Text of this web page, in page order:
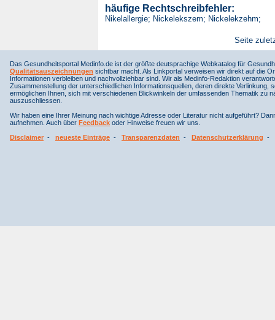
häufige Rechtschreibfehler:
Nikelallergie; Nickelekszem; Nickelekzehm;
Seite
Das Gesundheitsportal Medinfo.de ist der größte deutsprachige Webkatalog für
Qualitätsauszeichnungen sichtbar macht. Als Linkportal verweisen wir direkt auf die
Informationen verbleiben und nachvollziehbar sind. Wir als Medinfo-Redaktion
Zusammenstellung der unterschiedlichen Informationsquellen, deren direkte
ermöglichen Ihnen, sich mit verschiedenen Blickwinkeln der umfassenden Thematik
auszuschliessen.
Wir haben eine Ihrer Meinung nach wichtige Adresse oder Literatur nicht aufgeführt?
aufnehmen. Auch über Feedback oder Hinweise freuen wir uns.
Disclaimer - neueste Einträge - Transparenzdaten - Datenschutzerklärung -